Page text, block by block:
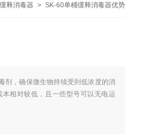
释消毒器 > SK-60单桶缓释消毒器优势
剂，确保微生物持续受到低浓度的消
相对较低，且一些型号可以无电运